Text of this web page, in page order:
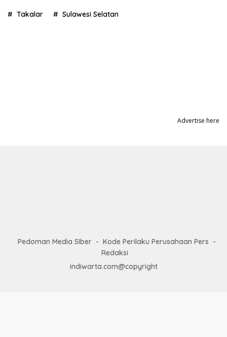
Takalar Sulawesi Selatan
Advertise here
Pedoman Media SIber
Kode Perilaku Perusahaan Pers
Redaksi
indiwarta.com@copyright